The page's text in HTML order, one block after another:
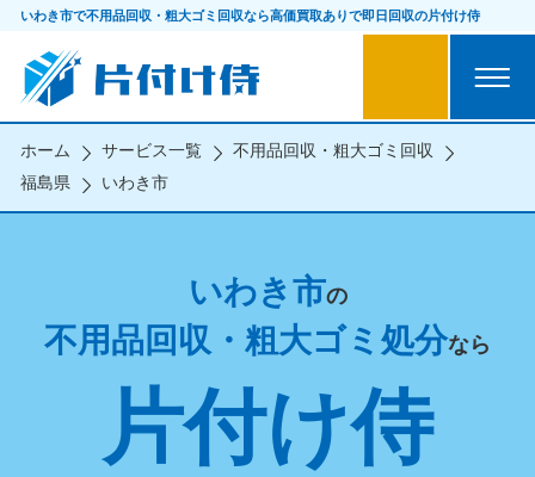
いわき市で不用品回収・粗大ゴミ回収なら高価買取ありで即日回収の片付け侍
ホーム サービス一覧
不用品回収・粗大ゴミ回収
福島県
いわき市
いわき市の
不用品回収・粗大ゴミ処分なら
片付け侍